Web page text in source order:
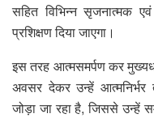
सहित विभिन्न सृजनात्मक
प्रशिक्षण दिया जाएगा।
इस तरह आत्मसमर्पण कर
अवसर देकर उन्हें आत्मनिर्भर
जोड़ा जा रहा है, जिससे उन्हें